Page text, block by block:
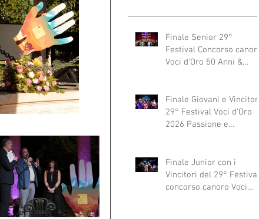
Finale Senior 29°
Festival Concorso canoro
Voci d'Oro 50 Anni &
abbracciano"
Finale Giovani e Vincitori
29° Festival Voci d'Oro
2026 Passione e
Finale Junior con i
Vincitori del 29° Festival
concorso canoro Voci